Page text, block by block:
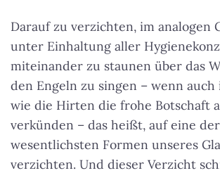
Darauf zu verzichten, im analogen
unter Einhaltung aller
miteinander zu staunen über das
den Engeln zu singen – wenn
wie die Hirten die frohe Botschaft
verkünden – das heißt, auf eine der
wesentlichsten Formen unseres
verzichten. Und dieser Verzicht